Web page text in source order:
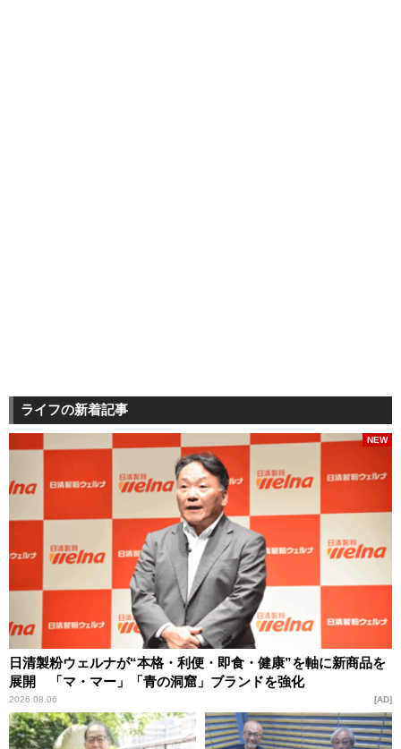
ライフの新着記事
日清製粉ウェルナが“本格・利便・即食・健康”を軸に新商品を
展開 「マ・マー」「青の洞窟」ブランドを強化
2026.08.06
NEW
AD